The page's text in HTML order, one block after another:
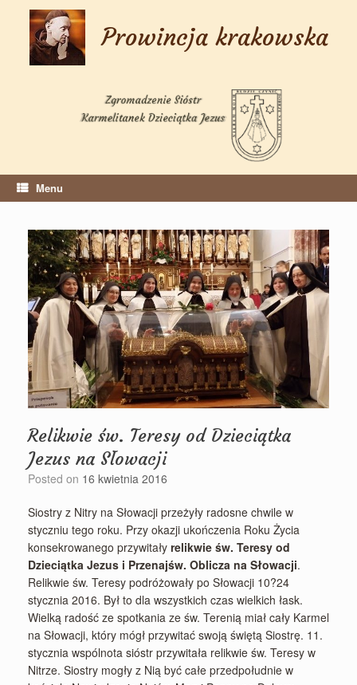
content
Prowincja krakowska
Menu
Relikwie św. Teresy od Dzieciątka
Jezus na Słowacji
Posted on 16 kwietnia 2016
Siostry z Nitry na Słowacji przeżyły radosne chwile w
styczniu tego roku. Przy okazji ukończenia Roku Życia
konsekrowanego przywitały relikwie św. Teresy od
Dzieciątka Jezus i Przenajśw. Oblicza na Słowacji.
Relikwie św. Teresy podróżowały po Słowacji 10?24
stycznia 2016. Był to dla wszystkich czas wielkich łask.
Wielką radość ze spotkania ze św. Terenią miał cały Karmel
na Słowacji, który mógł przywitać swoją świętą Siostrę. 11.
stycznia wspólnota sióstr przywitała relikwie św. Teresy w
Nitrze. Siostry mogły z Nią być całe przedpołudnie w